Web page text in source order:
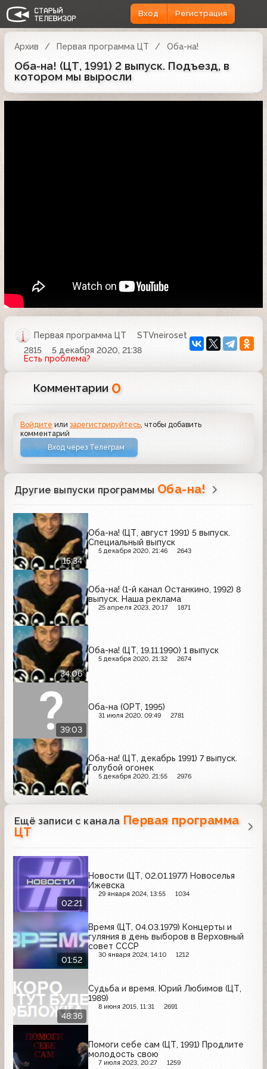
Вход Регистрация
Архив Первая программа ЦТ Оба-на!
Оба-на! (ЦТ, 1991) 2 выпуск. Подъезд, в
котором мы выросли
Первая программа ЦТ
STVneiroset
2815
5 декабря 2020, 21:38
Есть проблема?
Комментарии 0
Войдите илизарегистрируйтесь , чтобы добавить
комментарий
Вход через Телеграм
Другие выпуски программы Оба-на!
15:34
Оба-на! (ЦТ, август 1991) 5 выпуск.
Специальный выпуск
5 декабря 2020, 21:46 2643
Оба-на! (1-й канал Останкино, 1992) 8
выпуск. Наша реклама
25 апреля 2023, 20:17 1871
34:06
Оба-на! (ЦТ, 19.11.1990) 1 выпуск
5 декабря 2020, 21:32 2674
39:03
Оба-на (ОРТ, 1995)
31 июля 2020, 09:49 2781
Оба-на! (ЦТ, декабрь 1991) 7 выпуск.
Голубой огонек
5 декабря 2020, 21:55 2976
Ещё записи с канала Первая программа
ЦТ
02:21
Новости (ЦТ, 02.01.1977) Новоселья
Ижевска
29 января 2024, 13:55 1034
01:52
Время (ЦТ, 04.03.1979) Концерты и
гуляния в день выборов в Верховный
совет СССР
30 января 2024, 14:10 1212
48:36
Судьба и время. Юрий Любимов (ЦТ,
1989)
8 июня 2015, 11:31 2691
Помоги себе сам (ЦТ, 1991) Продлите
молодость свою
7 июля 2023, 20:27 1259